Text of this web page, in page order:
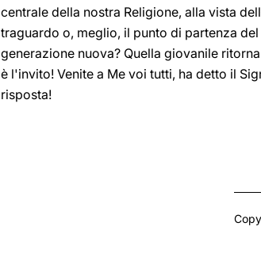
centrale della nostra Religione, alla vista
traguardo o, meglio, il punto di partenza
generazione nuova? Quella giovanile
è l'invito! Venite a Me voi tutti, ha detto il
risposta!